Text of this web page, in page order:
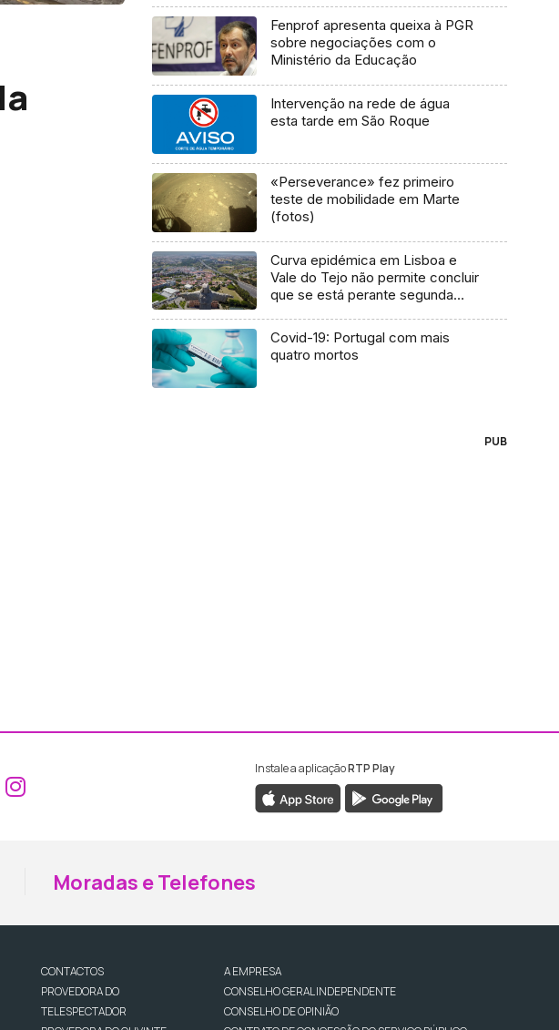
Fenprof apresenta queixa à PGR
sobre negociações com o
Ministério da Educação
Intervenção na rede de água
esta tarde em São Roque
«Perseverance» fez primeiro
teste de mobilidade em Marte
(fotos)
Curva epidémica em Lisboa e
Vale do Tejo não permite concluir
que se está perante segunda
Covid-19: Portugal com mais
quatro mortos
PUB
Aceder ao Facebook da RTP Madeira
Aceder ao Instagram da RTP Madeira
Instale a aplicaçãoRTP Play
Moradas e Telefones
CONTACTOS
PROVEDORA DO
TELESPECTADOR
A EMPRESA
CONSELHO GERAL INDEPENDENTE
CONSELHO DE OPINIÃO